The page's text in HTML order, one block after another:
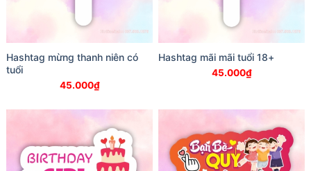
Hashtag mừng thanh niên có
tuổi
45.000₫
Hashtag mãi mãi tuổi 18+
45.000₫